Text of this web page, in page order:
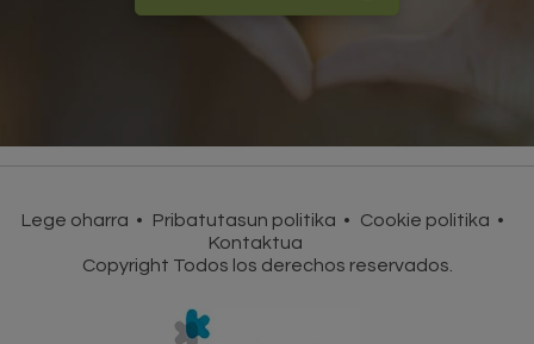
Lege oharra Pribatutasun politika
Cookie politika
Kontaktua
Copyright Todos los derechos reservados.